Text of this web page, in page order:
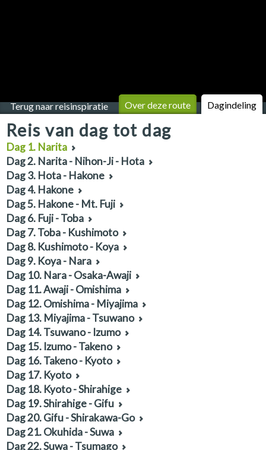
Terug naar reisinspiratie Over deze route Dagindeling
Reis van dag tot dag
Dag 1. Narita
Dag 2. Narita - Nihon-Ji - Hota
Dag 3. Hota - Hakone
Dag 4. Hakone
Dag 5. Hakone - Mt. Fuji
Dag 6. Fuji - Toba
Dag 7. Toba - Kushimoto
Dag 8. Kushimoto - Koya
Dag 9. Koya - Nara
Dag 10. Nara - Osaka-Awaji
Dag 11. Awaji - Omishima
Dag 12. Omishima - Miyajima
Dag 13. Miyajima - Tsuwano
Dag 14. Tsuwano - Izumo
Dag 15. Izumo - Takeno
Dag 16. Takeno - Kyoto
Dag 17. Kyoto
Dag 18. Kyoto - Shirahige
Dag 19. Shirahige - Gifu
Dag 20. Gifu - Shirakawa-Go
Dag 21. Okuhida - Suwa
Dag 22. Suwa - Tsumago